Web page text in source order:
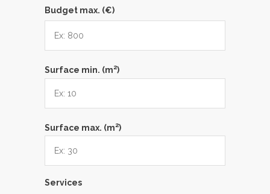
Budget max. (€)
Surface min. (m2)
Surface max. (m2)
Services